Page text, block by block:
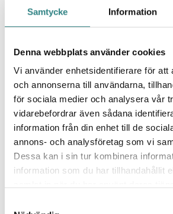
Samtycke Information
Denna webbplats använder cookies
Vi använder enhetsidentifierare för att
och annonserna till användarna,
för sociala medier och analysera vår
vidarebefordrar även sådana
information från din enhet till de
annons- och analysföretag som vi
Dessa kan i sin tur kombinera
information som du har tillhandahållit
Westpay
store, E-com, & Self Service.
CCV Payments